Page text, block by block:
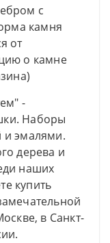
с
камня
от
о камне
-
Наборы
и эмалями.
дерева и
наших
купить
в Санкт-